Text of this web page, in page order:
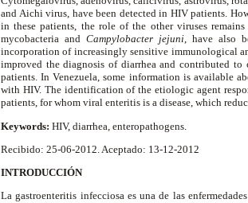
and Aichi virus, have been detected in HIV patients.
in these patients, the role of the other viruses
mycobacteria andCampylobacter jejuni, have also
incorporation of increasingly sensitive immunological
improved the diagnosis of diarrhea and contributed
patients. In Venezuela, some information is available
with HIV. The identification of the etiologic agent
patients, for whom viral enteritis is a disease, which
Keywords: HIV, diarrhea, enteropathogens.
Recibido: 25-06-2012. Aceptado: 13-12-2012
INTRODUCCIÓN
La gastroenteritis infecciosa es una de las